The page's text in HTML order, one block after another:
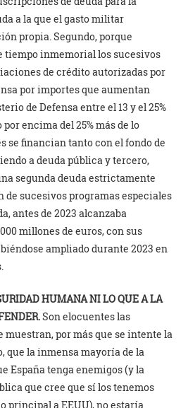
a la que el gasto militar
propia. Segundo, porque
tiempo inmemorial los sucesivos
de crédito autorizadas por
por importes que aumentan
de Defensa entre el 13 y el 25%
encima del 25% más de lo
se financian tanto con el fondo de
a deuda pública y tercero,
segunda deuda estrictamente
de sucesivos programas especiales
antes de 2023 alcanzaba
millones de euros, con sus
ampliado durante 2023 en
HUMANA NI LO QUE A LA
Son elocuentes las
muestran, por más que se intente la
que la inmensa mayoría de la
España tenga enemigos (y la
que cree que sí los tenemos
principal a EEUU), no estaría